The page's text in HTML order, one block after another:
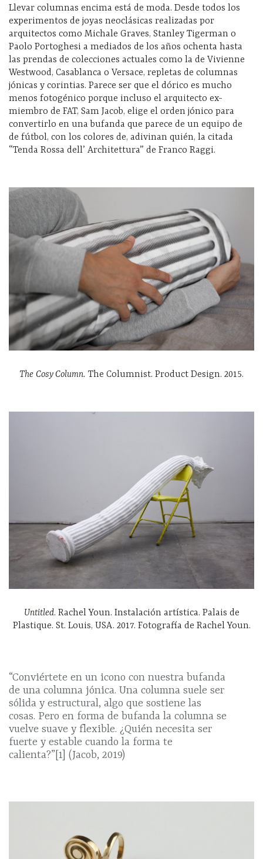
Llevar columnas encima está de moda. Desde todos los
experimentos de joyas neoclásicas realizadas por
arquitectos como Michale Graves, Stanley Tigerman o
Paolo Portoghesi a mediados de los años ochenta hasta
las prendas de colecciones actuales como la de Vivienne
Westwood, Casablanca o Versace, repletas de columnas
jónicas y corintias. Parece ser que el dórico es mucho
menos fotogénico porque incluso el arquitecto ex-
miembro de FAT, Sam Jacob, elige el orden jónico para
convertirlo en una bufanda que parece de un equipo de
de fútbol, con los colores de, adivinan quién, la citada
“Tenda Rossa dell’ Architettura” de Franco Raggi.
The Cosy Column. The Columnist. Product Design. 2015.
Untitled. Rachel Youn. Instalación artística. Palais de
Plastique. St. Louis, USA. 2017. Fotografía de Rachel Youn.
“Conviértete en un icono con nuestra bufanda
de una columna jónica. Una columna suele ser
sólida y estructural, algo que sostiene las
cosas. Pero en forma de bufanda la columna se
vuelve suave y flexible. ¿Quién necesita ser
fuerte y estable cuando la forma te
calienta?”[1] (Jacob, 2019)